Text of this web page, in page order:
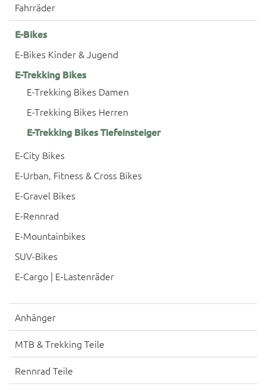
Fahrräder
E-Bikes
E-Bikes Kinder & Jugend
E-Trekking Bikes
E-Trekking Bikes Damen
E-Trekking Bikes Herren
E-Trekking Bikes Tiefeinsteiger
E-City Bikes
E-Urban, Fitness & Cross Bikes
E-Gravel Bikes
E-Rennrad
E-Mountainbikes
SUV-Bikes
E-Cargo | E-Lastenräder
Anhänger
MTB & Trekking Teile
Rennrad Teile